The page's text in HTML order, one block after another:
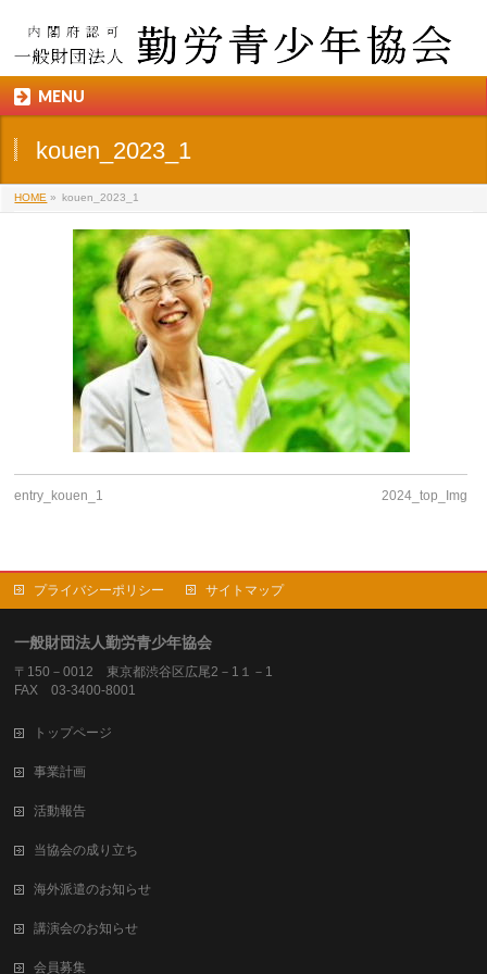
MENU
kouen_2023_1
HOME » kouen_2023_1
entry_kouen_1 2024_top_Img
プライバシーポリシー サイトマップ
一般財団法人勤労青少年協会
〒150－0012 東京都渋谷区広尾2－1１－1
FAX 03-3400-8001
トップページ
事業計画
活動報告
当協会の成り立ち
海外派遣のお知らせ
講演会のお知らせ
会員募集